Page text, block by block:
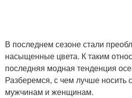
В последнем сезоне стали
насыщенные цвета. К таким
последняя модная тенденция
Разберемся, с чем лучше носить
мужчинам и женщинам.